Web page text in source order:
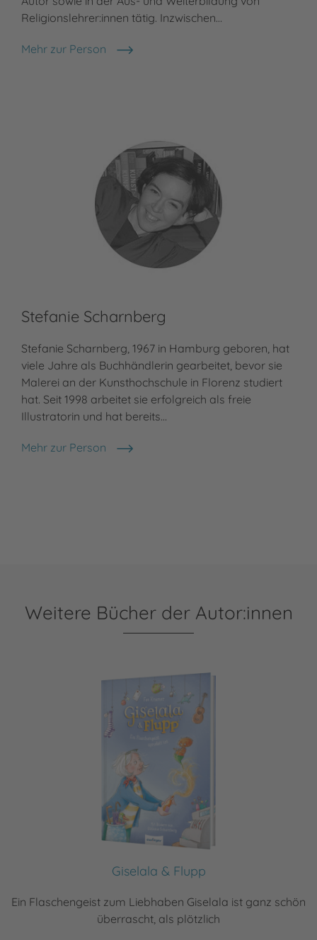
Religionslehrer:innen tätig. Inzwischen…
Mehr zur Person
Stephan Sigg
Stefanie Scharnberg
Stefanie Scharnberg, 1967 in Hamburg geboren, hat
viele Jahre als Buchhändlerin gearbeitet, bevor sie
Malerei an der Kunsthochschule in Florenz studiert
hat. Seit 1998 arbeitet sie erfolgreich als freie
Illustratorin und hat bereits…
Mehr zur Person
Stefanie Scharnberg
Weitere Bücher der Autor:innen
Giselala & Flupp
Ein Flaschengeist zum Liebhaben Giselala ist ganz schön
überrascht, als plötzlich